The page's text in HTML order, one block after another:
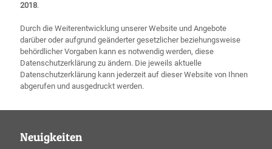
2018.
Durch die Weiterentwicklung unserer Website und Angebote
darüber oder aufgrund geänderter gesetzlicher beziehungsweise
behördlicher Vorgaben kann es notwendig werden, diese
Datenschutzerklärung zu ändern. Die jeweils aktuelle
Datenschutzerklärung kann jederzeit auf dieser Website von Ihnen
abgerufen und ausgedruckt werden.
Neuigkeiten